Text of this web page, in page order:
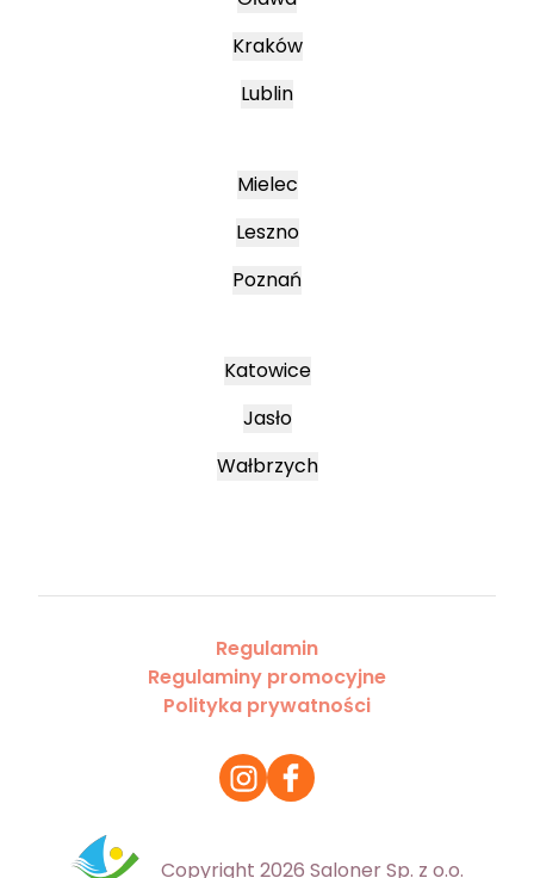
Kraków
Lublin
Mielec
Leszno
Poznań
Katowice
Jasło
Wałbrzych
Regulamin
Regulaminy promocyjne
Polityka prywatności
Copyright 2026 Saloner Sp. z o.o.